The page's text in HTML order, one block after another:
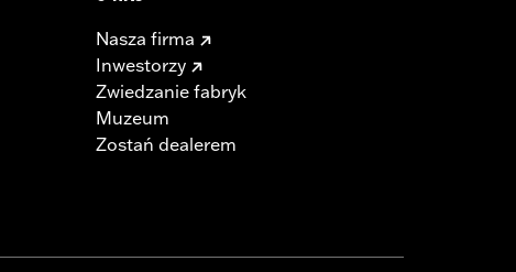
Nasza firma
Inwestorzy
Zwiedzanie fabryk
Muzeum
Zostań dealerem